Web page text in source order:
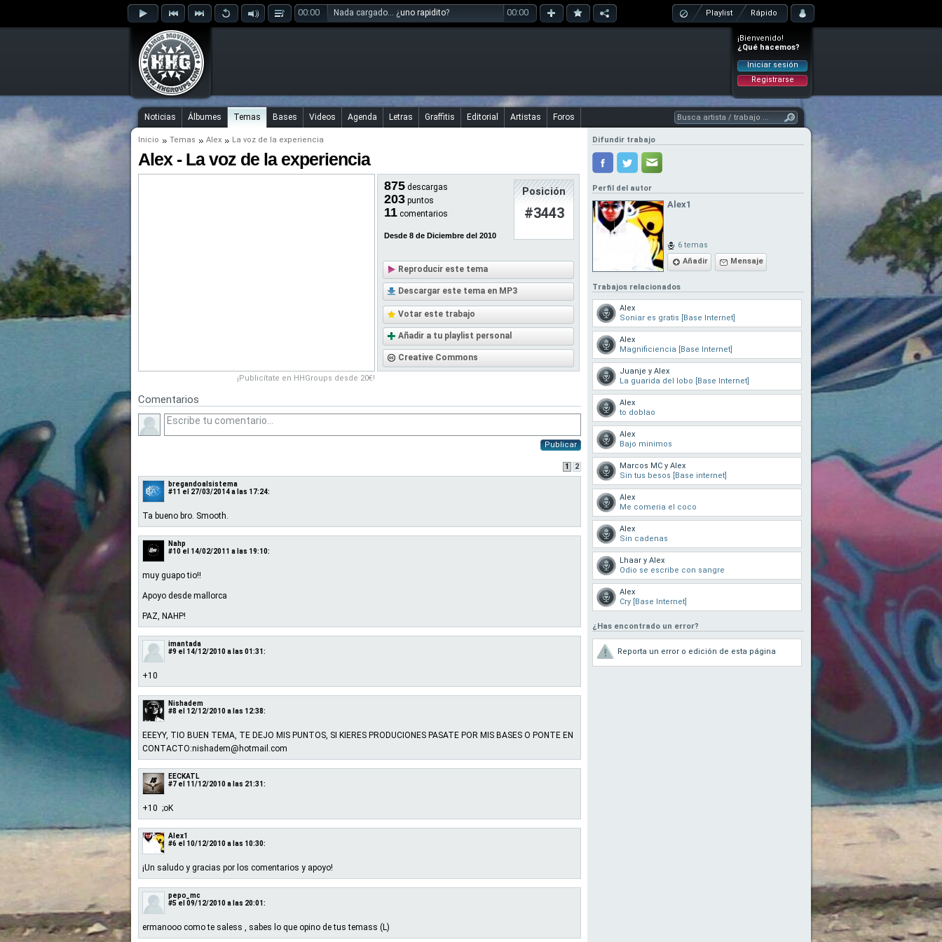
00:00 Nada cargado... ¿uno rapidito? 00:00 Playlist Rápido
¡Bienvenido!
¿Qué hacemos?
Iniciar sesión
Registrarse
Noticias Álbumes Temas Bases Videos Agenda Letras Graffitis Editorial Artistas Foros
Inicio Temas Alex La voz de la experiencia
Alex - La voz de la experiencia
¡Publicítate en HHGroups desde 20€!
875 descargas
203 puntos
11 comentarios
Desde 8 de Diciembre del 2010
Posición
#3443
Reproducir este tema
Descargar este tema en MP3
Votar este trabajo
Añadir a tu playlist personal
Creative Commons
Comentarios
Publicar
1 2
bregandoalsistema
#11 el 27/03/2014 a las 17:24:
Ta bueno bro. Smooth.
Nahp
#10 el 14/02/2011 a las 19:10:
muy guapo tio!!
Apoyo desde mallorca
PAZ, NAHP!
imantada
#9 el 14/12/2010 a las 01:31:
+10
Nishadem
#8 el 12/12/2010 a las 12:38:
EEEYY, TIO BUEN TEMA, TE DEJO MIS PUNTOS, SI KIERES PRODUCIONES PASATE POR MIS BASES O PONTE EN
CONTACTO:nishadem@hotmail.com
EECKATL
#7 el 11/12/2010 a las 21:31:
+10 ;oK
Alex1
#6 el 10/12/2010 a las 10:30:
¡Un saludo y gracias por los comentarios y apoyo!
pepo_mc
#5 el 09/12/2010 a las 20:01:
ermanooo como te saless , sabes lo que opino de tus temass (L)
Difundir trabajo
Perfil del autor
Alex1
6 temas
Añadir
Mensaje
Trabajos relacionados
Alex
Soniar es gratis [Base Internet]
Alex
Magnificiencia [Base Internet]
Juanje y Alex
La guarida del lobo [Base Internet]
Alex
to doblao
Alex
Bajo minimos
Marcos MC y Alex
Sin tus besos [Base internet]
Alex
Me comeria el coco
Alex
Sin cadenas
Lhaar y Alex
Odio se escribe con sangre
Alex
Cry [Base Internet]
¿Has encontrado un error?
Reporta un error o edición de esta página